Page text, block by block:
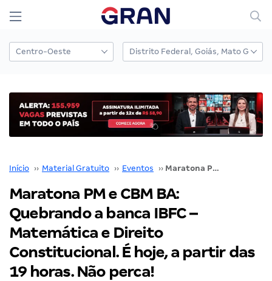
Início ›› Material Gratuito ›› Eventos ›› Maratona PM e CBM BA: Quebrando a banca IBFC – Matemática e Direito Constitucional. É hoje, a partir das 19 horas. Não perca!
Maratona PM e CBM BA:
Quebrando a banca IBFC –
Matemática e Direito
Constitucional. É hoje, a partir das
19 horas. Não perca!